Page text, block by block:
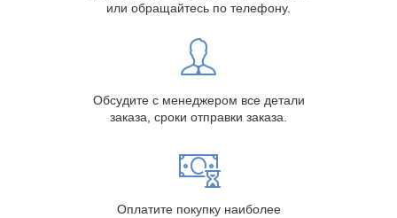
или обращайтесь по телефону.
Обсудите с менеджером все детали
заказа, сроки отправки заказа.
Оплатите покупку наиболее